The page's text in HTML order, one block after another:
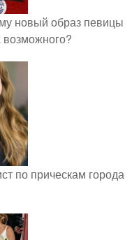
новый образ певицы
по прическам города